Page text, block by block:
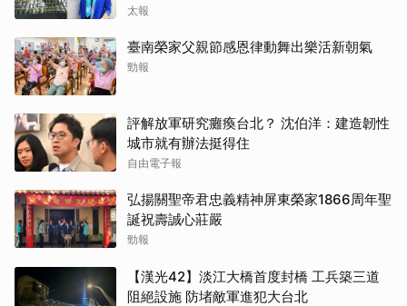
太報
臺南榮家父親節感恩律動舞出樂活新朝氣
勁報
評解放軍研究癱瘓台北？ 沈伯洋：建造韌性
城市就有辦法挺得住
自由電子報
弘揚關聖帝君忠義精神屏東榮家1866周年聖
誕祝壽誠心莊嚴
勁報
【漢光42】淡江大橋首度封橋 工兵築三道
阻絕設施 防堵敵軍進犯大台北